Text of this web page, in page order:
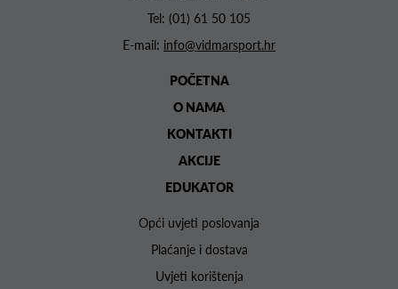
Tel: (01) 61 50 105
E-mail: info@vidmarsport.hr
POČETNA
O NAMA
KONTAKTI
AKCIJE
EDUKATOR
Opći uvjeti poslovanja
Plaćanje i dostava
Uvjeti korištenja